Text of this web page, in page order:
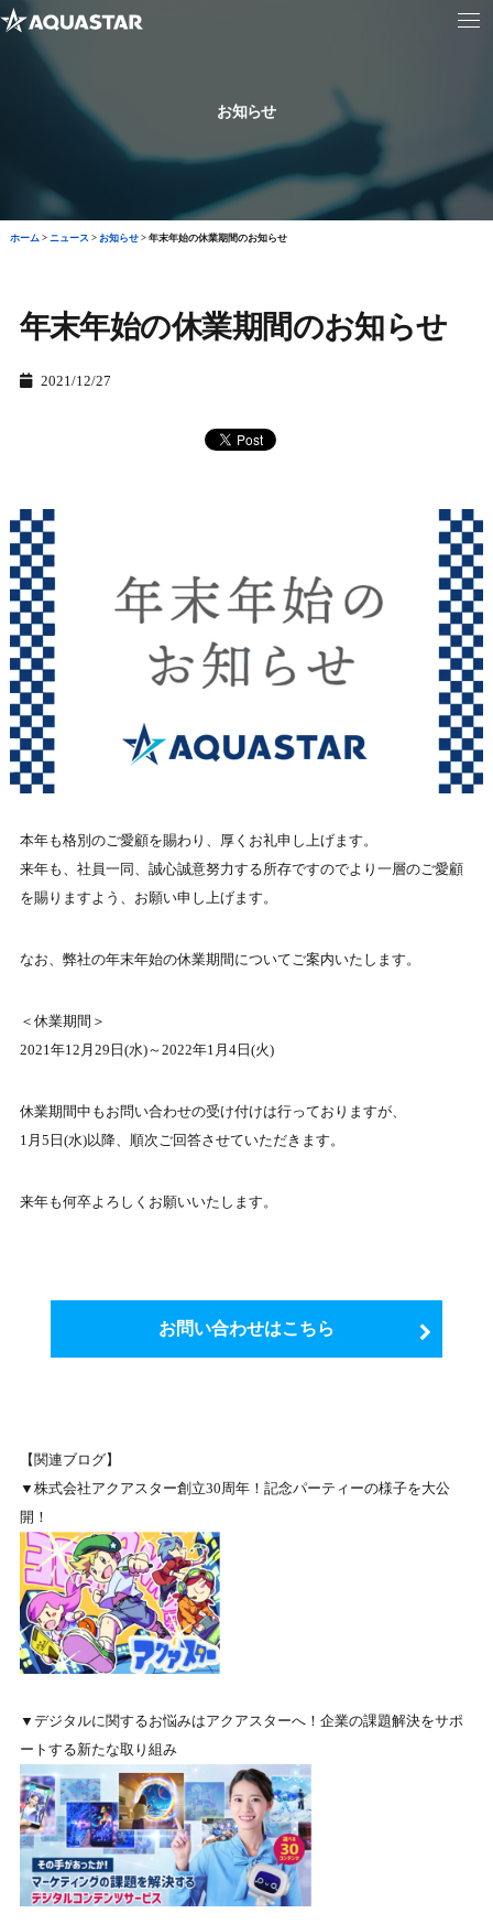
お知らせ
ホーム> ニュース > お知らせ> 年末年始の休業期間のお知らせ
年末年始の休業期間のお知らせ
2021/12/27
本年も格別のご愛顧を賜わり、厚くお礼申し上げます。
来年も、社員一同、誠心誠意努力する所存ですのでより一層のご愛顧
を賜りますよう、お願い申し上げます。
なお、弊社の年末年始の休業期間についてご案内いたします。
＜休業期間＞
2021年12月29日(水)～2022年1月4日(火)
休業期間中もお問い合わせの受け付けは行っておりますが、
1月5日(水)以降、順次ご回答させていただきます。
来年も何卒よろしくお願いいたします。
お問い合わせはこちら
【関連ブログ】
▼株式会社アクアスター創立30周年！記念パーティーの様子を大公
開！
▼デジタルに関するお悩みはアクアスターへ！企業の課題解決をサポ
ートする新たな取り組み